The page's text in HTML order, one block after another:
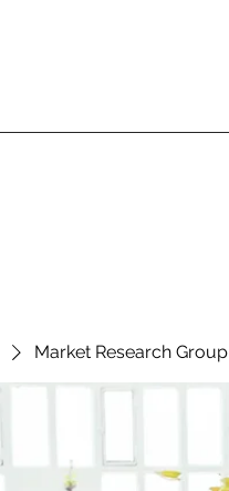
Market Research Group